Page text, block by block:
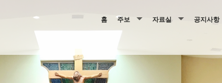
홈 주보 자료실 공지사항